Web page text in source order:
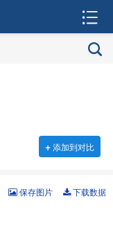
+添加到对比
下载数据
保存图片